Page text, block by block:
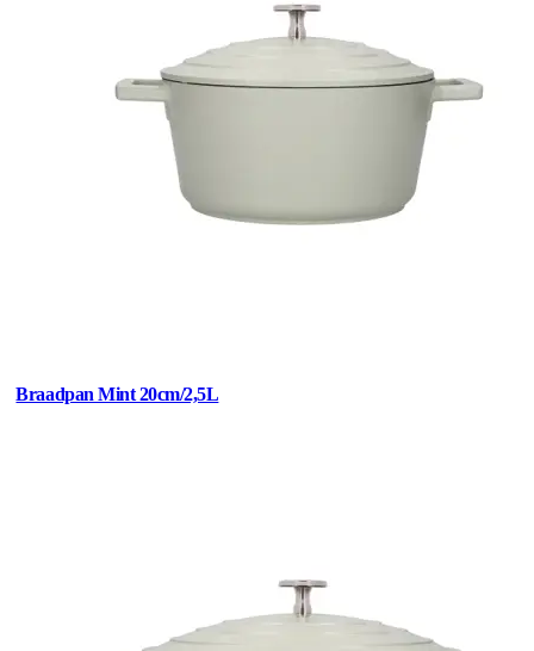
Braadpan Mint 20cm/2,5L